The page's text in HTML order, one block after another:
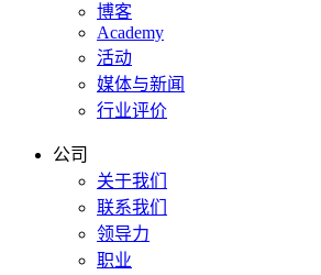
博客
Academy
活动
媒体与新闻
行业评价
公司
关于我们
联系我们
领导力
职业